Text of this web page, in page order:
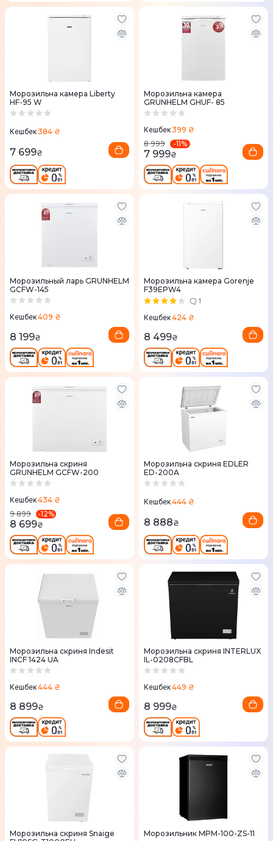
Морозильна камера Liberty
HF-95 W
Кешбек384 ₴
7 699₴
Морозильна камера
GRUNHELM GHUF- 85
Кешбек399 ₴
8 999
-11%
7 999₴
Морозильный ларь GRUNHELM
GCFW-145
Кешбек409 ₴
8 199₴
Морозильна камера Gorenje
F39EPW4
1
Кешбек424 ₴
8 499₴
Морозильна скриня
GRUNHELM GCFW-200
Кешбек434 ₴
9 899
-12%
8 699₴
Морозильна скриня EDLER
ED-200A
Кешбек444 ₴
8 888₴
Морозильна скриня Indesit
INCF 1424 UA
Кешбек444 ₴
8 899₴
Морозильна скриня INTERLUX
IL-0208CFBL
Кешбек449 ₴
8 999₴
Морозильна скриня Snaige
Морозильник MPM-100-ZS-11